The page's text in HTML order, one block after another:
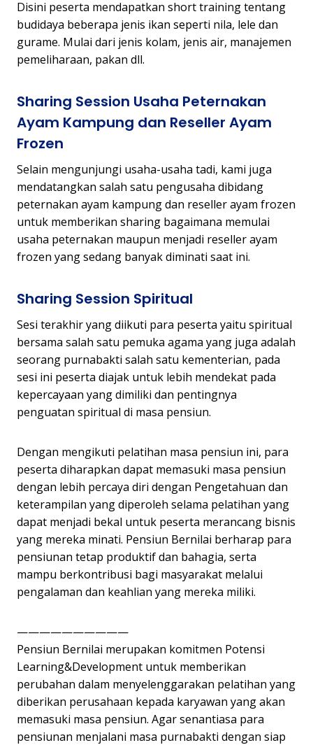
Disini peserta mendapatkan short training tentang
budidaya beberapa jenis ikan seperti nila, lele dan
gurame. Mulai dari jenis kolam, jenis air, manajemen
pemeliharaan, pakan dll.
Sharing Session Usaha Peternakan
Ayam Kampung dan Reseller Ayam
Frozen
Selain mengunjungi usaha-usaha tadi, kami juga
mendatangkan salah satu pengusaha dibidang
peternakan ayam kampung dan reseller ayam frozen
untuk memberikan sharing bagaimana memulai
usaha peternakan maupun menjadi reseller ayam
frozen yang sedang banyak diminati saat ini.
Sharing Session Spiritual
Sesi terakhir yang diikuti para peserta yaitu spiritual
bersama salah satu pemuka agama yang juga adalah
seorang purnabakti salah satu kementerian, pada
sesi ini peserta diajak untuk lebih mendekat pada
kepercayaan yang dimiliki dan pentingnya
penguatan spiritual di masa pensiun.
Dengan mengikuti pelatihan masa pensiun ini, para
peserta diharapkan dapat memasuki masa pensiun
dengan lebih percaya diri dengan Pengetahuan dan
keterampilan yang diperoleh selama pelatihan yang
dapat menjadi bekal untuk peserta merancang bisnis
yang mereka minati. Pensiun Bernilai berharap para
pensiunan tetap produktif dan bahagia, serta
mampu berkontribusi bagi masyarakat melalui
pengalaman dan keahlian yang mereka miliki.
——————————
Pensiun Bernilai merupakan komitmen Potensi
Learning&Development untuk memberikan
perubahan dalam menyelenggarakan pelatihan yang
diberikan perusahaan kepada karyawan yang akan
memasuki masa pensiun. Agar senantiasa para
pensiunan menjalani masa purnabakti dengan siap